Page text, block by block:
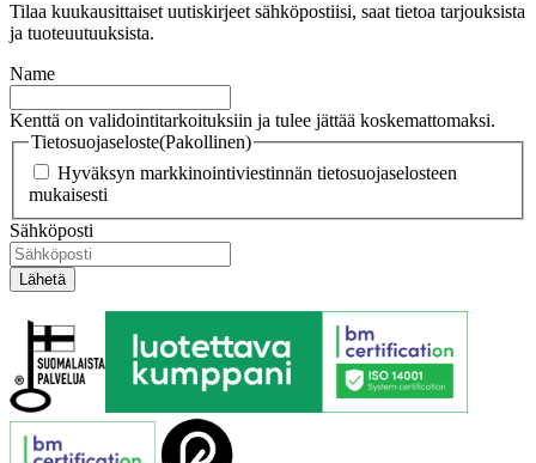
Tilaa kuukausittaiset uutiskirjeet sähköpostiisi, saat tietoa tarjouksista
ja tuoteuutuuksista.
Name
Kenttä on validointitarkoituksiin ja tulee jättää koskemattomaksi.
Tietosuojaseloste(Pakollinen)
Hyväksyn markkinointiviestinnän tietosuojaselosteen
mukaisesti
Sähköposti